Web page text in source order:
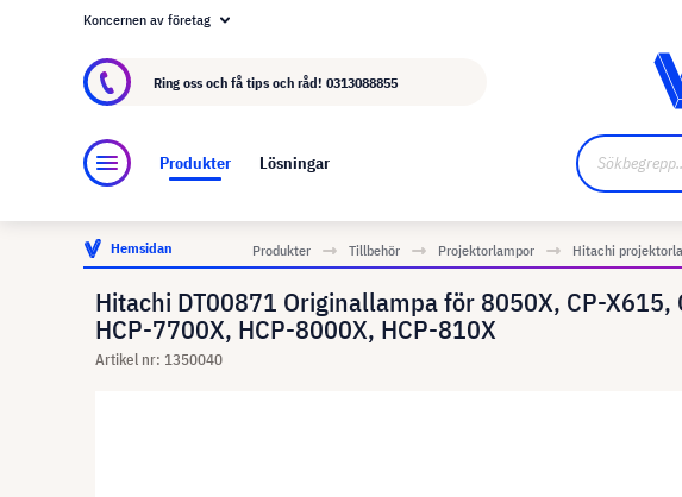
Om visunext.se
Koncernen av företag
Ring oss och få tips och råd! 0313088855
Produkter Lösningar
Hemsidan Produkter Tillbehör Projektorlampor Hitachi
Hitachi DT00871 Originallampa för 8050X, CP-
HCP-7700X, HCP-8000X, HCP-810X
Artikel nr: 1350040